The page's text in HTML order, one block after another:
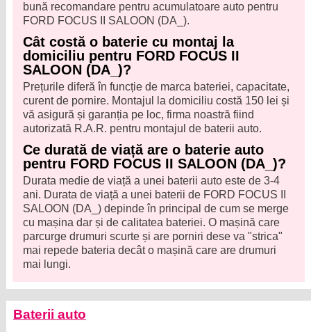
bună recomandare pentru acumulatoare auto pentru
FORD FOCUS II SALOON (DA_).
Cât costă o baterie cu montaj la
domiciliu pentru FORD FOCUS II
SALOON (DA_)?
Prețurile diferă în funcție de marca bateriei, capacitate,
curent de pornire. Montajul la domiciliu costă 150 lei și
vă asigură și garanția pe loc, firma noastră fiind
autorizată R.A.R. pentru montajul de baterii auto.
Ce durată de viață are o baterie auto
pentru FORD FOCUS II SALOON (DA_)?
Durata medie de viață a unei baterii auto este de 3-4
ani. Durata de viață a unei baterii de FORD FOCUS II
SALOON (DA_) depinde în principal de cum se merge
cu mașina dar și de calitatea bateriei. O mașină care
parcurge drumuri scurte și are porniri dese va "strica"
mai repede bateria decât o mașină care are drumuri
mai lungi.
Baterii auto